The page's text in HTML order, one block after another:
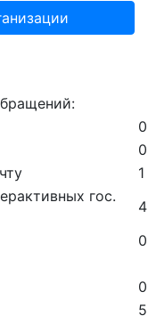
0
0
1
гос.
4
0
0
5